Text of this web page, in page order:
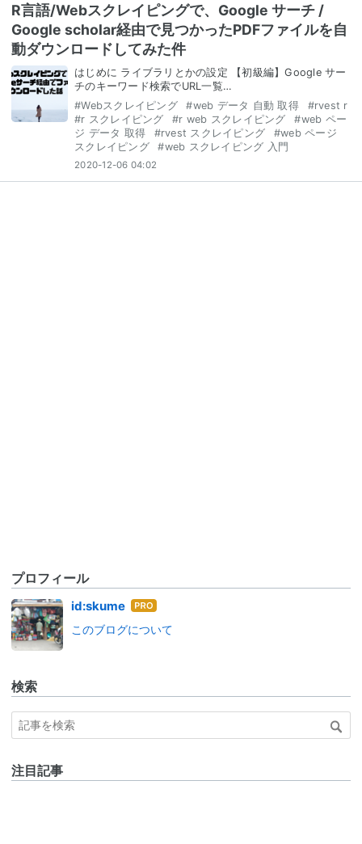
R言語/Webスクレイピングで、Google サーチ /
Google scholar経由で見つかったPDFファイルを自
動ダウンロードしてみた件
はじめに ライブラリとかの設定 【初級編】Google サー
チのキーワード検索でURL一覧…
#Webスクレイピング #web データ 自動 取得 #rvest r
#r スクレイピング #r web スクレイピング #web ペー
ジ データ 取得
#rvest スクレイピング #web ページ
スクレイピング
#web スクレイピング 入門
2020-12-06 04:02
プロフィール
id:skume はて
ログ
このブログについて
検索
注目記事